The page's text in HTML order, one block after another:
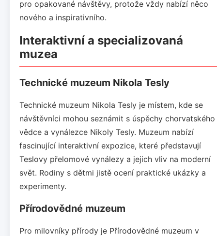
pro opakované návštěvy, protože vždy nabízí něco
nového a inspirativního.
Interaktivní a specializovaná
muzea
Technické muzeum Nikola Tesly
Technické muzeum Nikola Tesly je místem, kde se
návštěvníci mohou seznámit s úspěchy chorvatského
vědce a vynálezce Nikoly Tesly. Muzeum nabízí
fascinující interaktivní expozice, které představují
Teslovy přelomové vynálezy a jejich vliv na moderní
svět. Rodiny s dětmi jistě ocení praktické ukázky a
experimenty.
Přírodovědné muzeum
Pro milovníky přírody je Přírodovědné muzeum v